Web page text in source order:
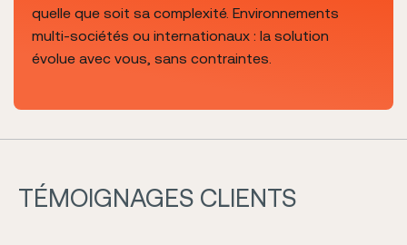
quelle que soit sa complexité. Environnements
multi-sociétés ou internationaux : la solution
évolue avec vous, sans contraintes.
TÉMOIGNAGES CLIENTS